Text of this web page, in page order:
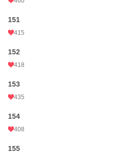
151
415
152
418
153
435
154
408
155